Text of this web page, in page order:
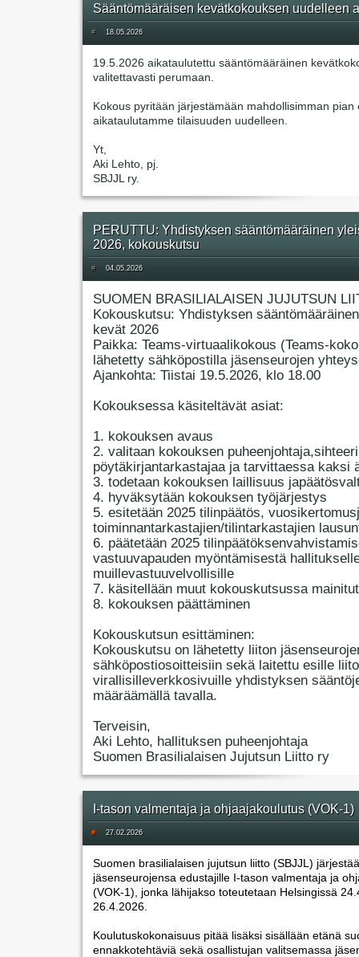
Sääntömääräisen kevätkokouksen uudelleen
# 18.05.2026
19.5.2026 aikataulutettu sääntömääräinen
valitettavasti perumaan.
Kokous pyritään järjestämään mahdollisimman pian
aikataulutamme tilaisuuden uudelleen.
Yt,
Aki Lehto, pj.
SBJJL ry.
PERUTTU: Yhdistyksen sääntömääräinen
2026, kokouskutsu
# 04.05.2026
SUOMEN BRASILIALAISEN JUJUTSUN
Kokouskutsu: Yhdistyksen
kevät 2026
Paikka: Teams-virtuaalikokous (Teams-
lähetetty sähköpostilla jäsenseurojen
Ajankohta: Tiistai 19.5.2026, klo 18.00
Kokouksessa käsiteltävät asiat:
1. kokouksen avaus
2. valitaan kokouksen
pöytäkirjantarkastajaa ja tarvittaessa kaksi
3. todetaan kokouksen laillisuus
4. hyväksytään kokouksen työjärjestys
5. esitetään 2025 tilinpäätös,
toiminnantarkastajien/tilintarkastajien
6. päätetään 2025
vastuuvapauden myöntämisestä
muillevastuuvelvollisille
7. käsitellään muut kokouskutsussa
8. kokouksen päättäminen
Kokouskutsun esittäminen:
Kokouskutsu on lähetetty liiton
sähköpostiosoitteisiin sekä laitettu esille
virallisilleverkkosivuille yhdistyksen
määräämällä tavalla.
Terveisin,
Aki Lehto, hallituksen puheenjohtaja
Suomen Brasilialaisen Jujutsun Liitto ry
I-tason valmentaja ja ohjaajakoulutus (VOK-1)
# 27.02.2026
Suomen brasilialaisen jujutsun liitto (SBJJL) järjestää
jäsenseurojensa edustajille I-tason valmentaja ja
(VOK-1), jonka lähijakso toteutetaan Helsingissä
26.4.2026.
Koulutuskokonaisuus pitää lisäksi sisällään etänä
ennakkotehtäviä sekä osallistujan valitsemassa